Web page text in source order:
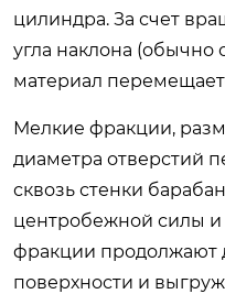
цилиндра. За счет
угла наклона (обычно
материал
Мелкие фракции,
диаметра отверстий
сквозь стенки
центробежной силы
фракции продолжают
поверхности и